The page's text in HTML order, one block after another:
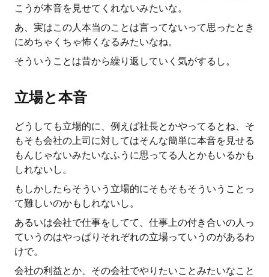
こうが本音を見せてくれないみたいな。
あ、実はこの人本当のことは言ってないって思ったとき
にめちゃくちゃ怖くなるみたいなね。
そういうことは昔から繰り返していく気がするし。
立場と本音
どうしても立場的に、例えば社長とかやってるとね、そ
もそも会社の上司に対してはそんな簡単に本音を見せる
もんじゃないみたいなふうに思ってる人とかもいるかも
しれないし。
もしかしたらそういう立場的にそもそもそういうことっ
て難しいのかもしれないし。
あるいは会社で仕事をしてて、仕事上の付き合いの人っ
ていうのはやっぱりそれぞれの立場っていうのがあるわ
けで。
会社の利益とか、その会社でやりたいことみたいなこと